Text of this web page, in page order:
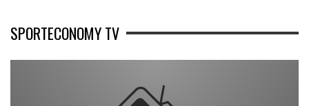
SPORTECONOMY TV